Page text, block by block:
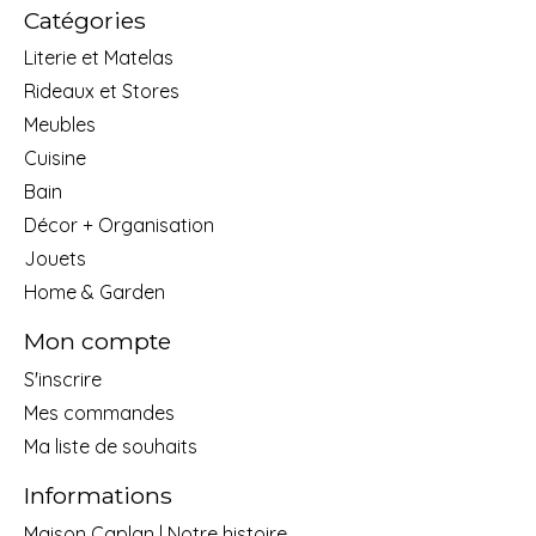
Catégories
Literie et Matelas
Rideaux et Stores
Meubles
Cuisine
Bain
Décor + Organisation
Jouets
Home & Garden
Mon compte
S'inscrire
Mes commandes
Ma liste de souhaits
Informations